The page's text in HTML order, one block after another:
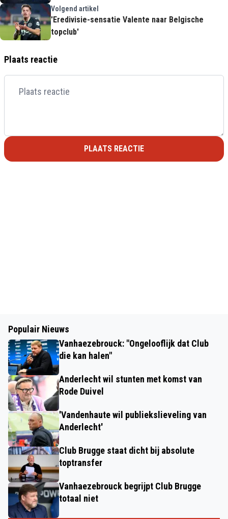
Volgend artikel
'Eredivisie-sensatie Valente naar Belgische
topclub'
Plaats reactie
PLAATS REACTIE
Populair Nieuws
Vanhaezebrouck: "Ongelooflijk dat Club
die kan halen"
Anderlecht wil stunten met komst van
Rode Duivel
'Vandenhaute wil publiekslieveling van
Anderlecht'
Club Brugge staat dicht bij absolute
toptransfer
Vanhaezebrouck begrijpt Club Brugge
totaal niet